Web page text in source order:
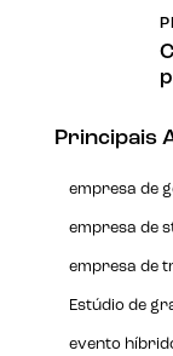
Principais
empresa de
empresa de
empresa de
Estúdio de
evento